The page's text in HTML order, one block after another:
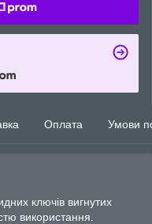
Оплата Умови
ключів вигнутих
використання.